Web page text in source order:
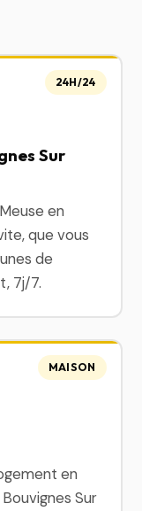
Sur
en
que vous
de
7j/7.
24H/24
en
Sur
MAISON